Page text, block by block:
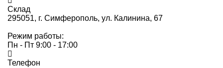
Склад
295051, г. Симферополь, ул. Калинина, 67
Режим работы:
Пн - Пт 9:00 - 17:00
Телефон